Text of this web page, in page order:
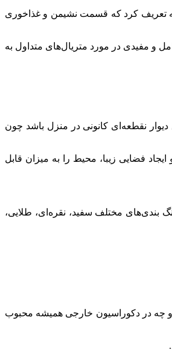
تعریف کرد که قسمت نشیمن و غذاخوری
و مفیدی در مورد متریال‌های متداول به
نقطعه‌ای کانونی در منزل باشد چون
فضایی زیبا، محیط را به میزان قابل
بندی‌های مختلف سفید، نقره‌ای، طلایی،
و چه در دکوراسیون خارجی همیشه محبوب